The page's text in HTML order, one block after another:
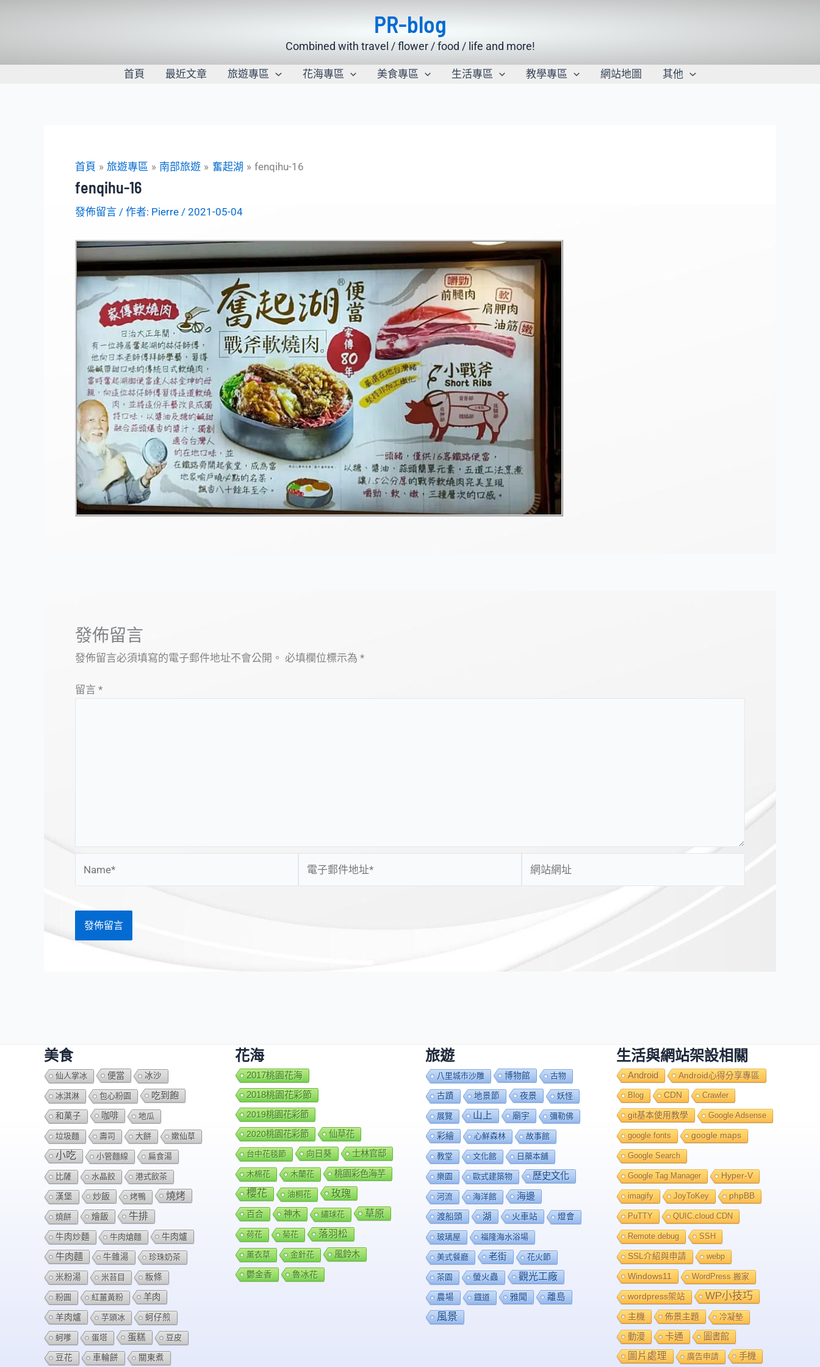
PR-blog
Combined with travel / flower / food / life and more!
首頁 最近文章 旅遊專區 花海專區 美食專區 生活專區 教學專區 網站地圖 其他
首頁 旅遊專區 南部旅遊 奮起湖 fenqihu-16
fenqihu-16
發佈留言 / 作者: Pierre / 2021-05-04
發佈留言
發佈留言必須填寫的電子郵件地址不會公開。 必填欄位標示為 *
留言 *
站
美食
仙人掌冰 便當 冰沙
冰淇淋 包心粉園 吃到飽
和菓子 咖啡 地瓜
垃圾麵 壽司 大餅 嫰仙草
小吃 小管麵線 扁食湯
比薩 水晶餃 港式飲茶
漢堡 炒飯 烤鴨 燒烤
燒餅 燴飯 牛排
牛肉炒麵 牛肉熗麵 牛肉爐
牛肉麵 牛雜湯 珍珠奶茶
米粉湯 米苔目 粄條
粉圓 紅薑黃粉 羊肉
羊肉爐 芋頭冰 蚵仔煎
蚵嗲 蛋塔 蛋糕 豆皮
豆花 車輪餅 關東煮
花海
2017桃園花海
2018桃園花彩節
2019桃園花彩節
2020桃園花彩節
仙草花
台中花毯節 向日葵 士林官邸
木棉花 木蘭花 桃園彩色海芋
櫻花 油桐花 玫瑰
百合 神木 繡球花 草原
荷花 菊花 落羽松
薰衣草 金針花 風鈴木
鬱金香 魯冰花
旅遊
八里城市沙雕 博物館 古物
古蹟 地景節 夜景 妖怪
展覽 山上 廟宇 彌勒佛
彩繪 心鮮森林 故事館
教堂 文化館 日藥本舖
樂園 歐式建築物 歷史文化
河流 海洋館 海邊
渡船頭 湖 火車站 燈會
玻璃屋 福隆海水浴場
美式餐廳 老街 花火節
茶園 螢火蟲 觀光工廠
農場 鐡道 雅聞 離島
風景
生活與網站架設相關
Android Android心得分享專區
Blog CDN Crawler
git基本使用教學 Google Adsense
google fonts google maps
Google Search
Google Tag Manager Hyper-V
imagify JoyToKey phpBB
PuTTY QUIC.cloud CDN
Remote debug SSH
SSL介紹與申請 webp
Windows11 WordPress 搬家
wordpress架站 WP小技巧
主機 佈景主題 冷凝墊
動漫 卡通 圖書館
圖片處理 廣告申請 手機